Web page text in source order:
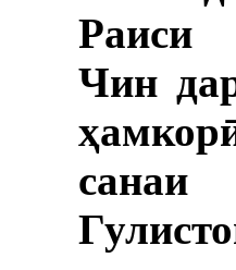
Раиси
Чин
санаи